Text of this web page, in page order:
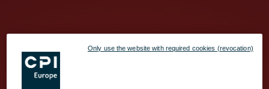
Only use the website with required cookies (revocation)